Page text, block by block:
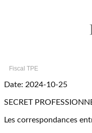
Fiscal TPE
Date: 2024-10-25
SECRET
Les correspondances